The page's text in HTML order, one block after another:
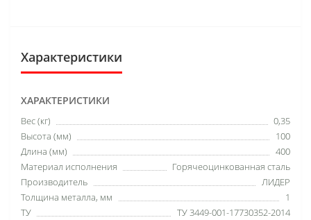
Характеристики
ХАРАКТЕРИСТИКИ
Вес (кг)
0,35
Высота (мм)
100
Длина (мм)
400
Материал исполнения
Горячеоцинкованная сталь
Производитель
ЛИДЕР
Толщина металла, мм
1
ТУ
ТУ 3449-001-17730352-2014